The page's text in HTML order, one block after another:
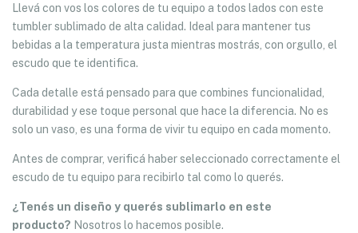
Llevá con vos los colores de tu equipo a todos lados con este
tumbler sublimado de alta calidad. Ideal para mantener tus
bebidas a la temperatura justa mientras mostrás, con orgullo, el
escudo que te identifica.
Cada detalle está pensado para que combines funcionalidad,
durabilidad y ese toque personal que hace la diferencia. No es
solo un vaso, es una forma de vivir tu equipo en cada momento.
Antes de comprar, verificá haber seleccionado correctamente el
escudo de tu equipo para recibirlo tal como lo querés.
¿Tenés un diseño y querés sublimarlo en este
producto? Nosotros lo hacemos posible.